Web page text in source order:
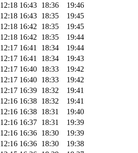
12:18 16:43 18:36
19:46
12:18 16:43 18:35
19:45
12:18 16:42 18:35
19:45
12:18 16:42 18:35
19:44
12:17 16:41 18:34
19:44
12:17 16:41 18:34
19:43
12:17 16:40 18:33
19:42
12:17 16:40 18:33
19:42
12:17 16:39 18:32
19:41
12:16 16:38 18:32
19:41
12:16 16:38 18:31
19:40
12:16 16:37 18:31
19:39
12:16 16:36 18:30
19:39
12:16 16:36 18:30
19:38